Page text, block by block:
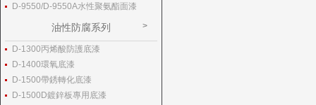
D-9550/D-9550A水性聚氨酯面漆
油性防腐系列
D-1300丙烯酸防護底漆
D-1400環氧底漆
D-1500帶銹轉化底漆
D-1500D鍍鋅板專用底漆